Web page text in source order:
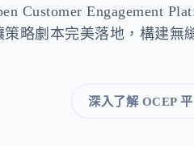
Customer Engagement
策略劇本完美落地，構建無
深入了解 OCEP